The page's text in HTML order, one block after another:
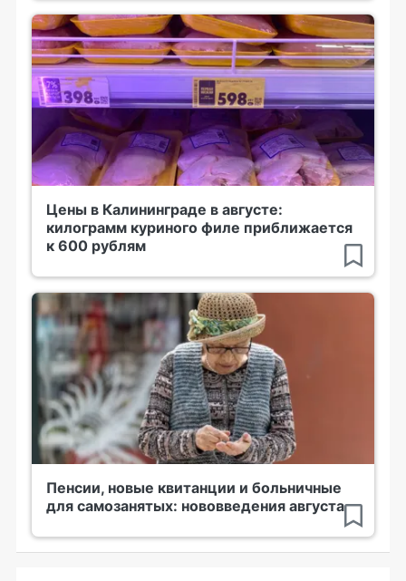
Цены в Калининграде в августе:
килограмм куриного филе приближается
к 600 рублям
Пенсии, новые квитанции и больничные
для самозанятых: нововведения августа